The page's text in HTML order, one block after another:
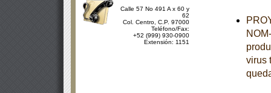
Calle 57 No 491 A x 60 y
62
Col. Centro, C.P. 97000
Teléfono/Fax:
+52 (999) 930-0900
Extensión: 1151
virus